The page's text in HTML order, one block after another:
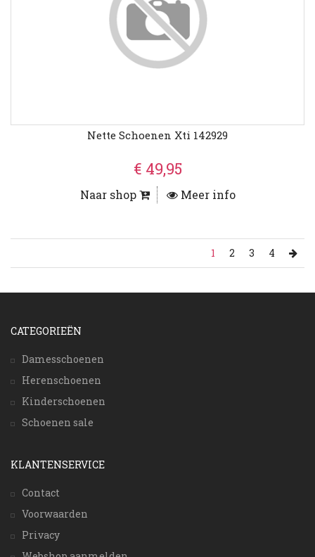
Nette Schoenen Xti 142929
€ 49,95
Naar shop Meer info
1 2 3 4
CATEGORIEËN
Damesschoenen
Herenschoenen
Kinderschoenen
Schoenen sale
KLANTENSERVICE
Contact
Voorwaarden
Privacy